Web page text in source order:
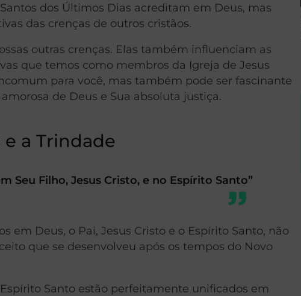
dos Últimos Dias acreditam em Deus, mas
das crenças de outros cristãos.
outras crenças. Elas também influenciam as
que temos como membros da Igreja de Jesus
para você, mas também pode ser fascinante
de Deus e Sua absoluta justiça.
a Trindade
Seu Filho, Jesus Cristo, e no Espírito Santo”
em Deus, o Pai, Jesus Cristo e o Espírito Santo, não
que se desenvolveu após os tempos do Novo
Santo estão perfeitamente unificados em